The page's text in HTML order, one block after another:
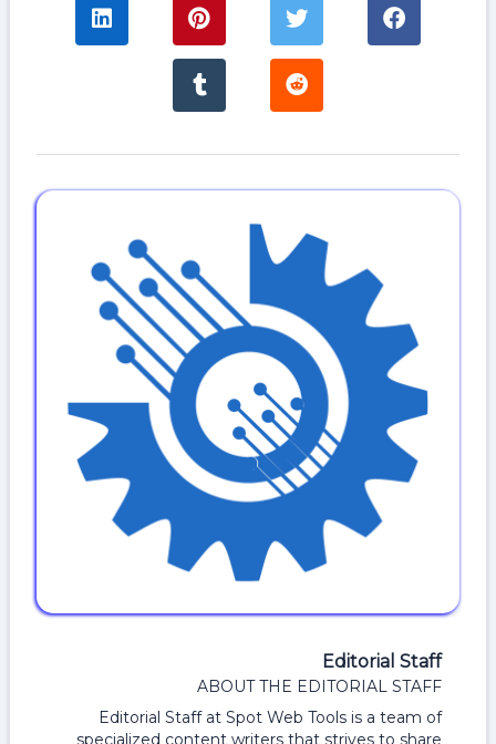
Editorial Staff
ABOUT THE EDITORIAL STAFF
Editorial Staff at Spot Web Tools is a team of
specialized content writers that strives to share